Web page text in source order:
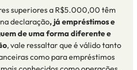
superiores a R$5.000,00 têm
declaração, já empréstimos e
de uma forma diferente e
, vale ressaltar que é válido tanto
como para empréstimos